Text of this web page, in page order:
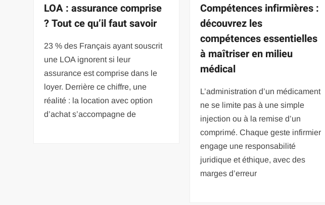
LOA : assurance comprise
? Tout ce qu’il faut savoir
23 % des Français ayant souscrit
une LOA ignorent si leur
assurance est comprise dans le
loyer. Derrière ce chiffre, une
réalité : la location avec option
d’achat s’accompagne de
Compétences infirmières :
découvrez les
compétences essentielles
à maîtriser en milieu
médical
L’administration d’un médicament
ne se limite pas à une simple
injection ou à la remise d’un
comprimé. Chaque geste infirmier
engage une responsabilité
juridique et éthique, avec des
marges d’erreur